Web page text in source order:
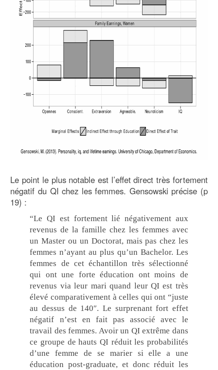
Le point le plus notable est l’effet direct très fortement
négatif du QI chez les femmes. Gensowski précise (p
19) :
“Le QI est fortement lié négativement aux
revenus de la famille chez les femmes avec
un Master ou un Doctorat, mais pas chez les
femmes n’ayant au plus qu’un Bachelor. Les
femmes de cet échantillon très sélectionné
qui ont une forte éducation ont moins de
revenus via leur mari quand leur QI est très
élevé comparativement à celles qui ont “juste
au dessus de 140″. Le surprenant fort effet
négatif n’est en fait pas associé avec le
travail des femmes. Avoir un QI extrême dans
ce groupe de hauts QI réduit les probabilités
d’une femme de se marier si elle a une
éducation post-graduate, et donc réduit les